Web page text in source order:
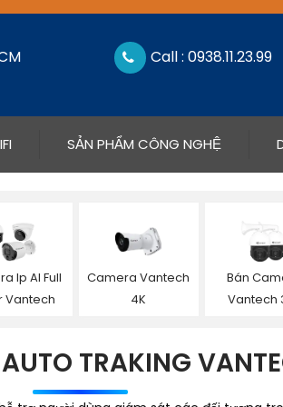
Call : 0938.11.23.99
SẢN PHẨM CÔNG NGHỆ
Ip AI Full
Vantech
Camera Vantech
4K
Bán
Vantech
TRAKING